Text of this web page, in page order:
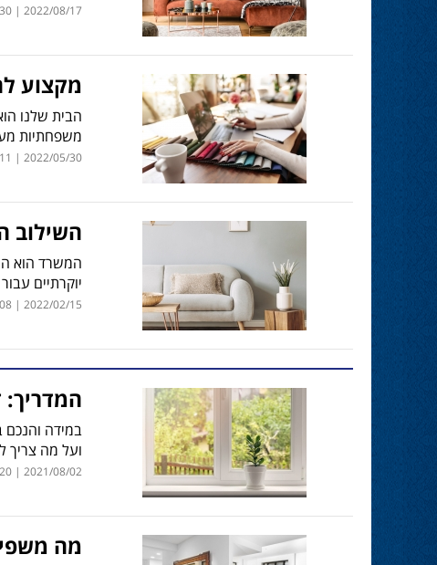
2022/08/17 | 09:30
מקצוע
הבית שלנו
משפחתיות
2022/05/30 | 12:11
השילוב
המשרד הוא
יוקרתיים
2022/02/15 | 12:08
המדריך:
במידה והנכם
ועל מה צריך
2021/08/02 | 07:20
מה